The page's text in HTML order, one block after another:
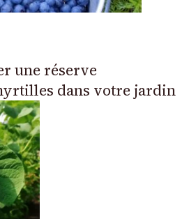
une réserve
dans votre jardin